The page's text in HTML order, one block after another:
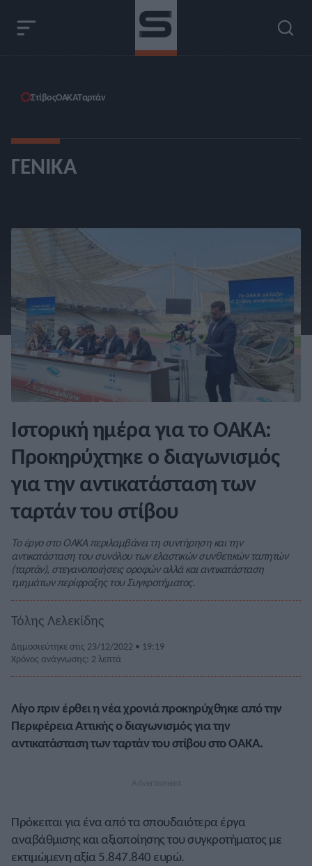
ΣτίβοςΟΑΚΑΤαρτάν
ΓΕΝΙΚΆ
Ιστορική ημέρα για το ΟΑΚΑ:
Προκηρύχτηκε ο διαγωνισμός
για την αντικατάσταση των
ταρτάν του στίβου
Το έργο στο ΟΑΚΑ περιλαμβάνει τη συντήρηση και την
αντικατάσταση του συνόλου των ελαστικών συνθετικών ταπητών
(ταρτάν), στεγανοποιήσεις οροφών αλλά και αντικατάσταση
τμημάτων περίφραξης του Συγκροτήματος.
Τόλης Λελεκίδης
Δημοσιεύτηκε στις 23/12/2022 • 19:19
Χρόνος ανάγνωσης: 2 λεπτά
Λίγο πριν έρθει η νέα χρονιά προκηρύχθηκε από την
Περιφέρεια Αττικής ο διαγωνισμός για την
αντικατάσταση των ταρτάν του στίβου στο ΟΑΚΑ.
Πρόκειται για ένα από τα σπουδαιότερα έργα
αναβάθμισης και αξιοποίησης του συγκροτήματος με
εκτιμώμενη αξία 5.847.840 ευρώ.